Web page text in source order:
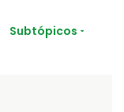
Subtópicos